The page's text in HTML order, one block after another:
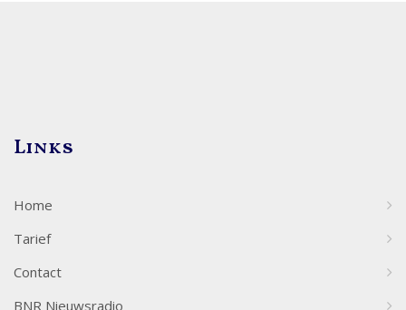
Links
Home
Tarief
Contact
BNR Nieuwsradio